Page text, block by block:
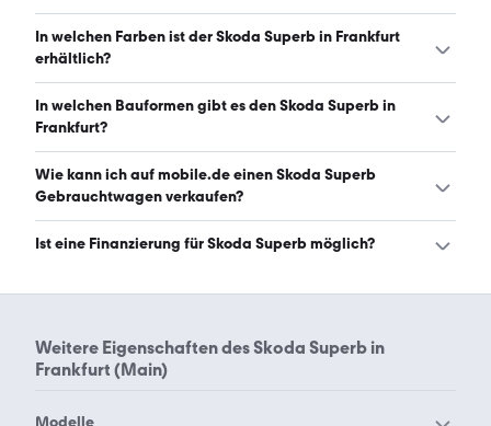
Der Skoda Superb in Frankfurt ist mit automatischem und
manuellem Getriebe erhältlich. (Stand: 6.8.2026)
In welchen Farben ist der Skoda Superb in Frankfurt
erhältlich?
Den Skoda Superb in Frankfurt gibt es in folgenden
Farben: schwarz, grau, weiß, blau, silber, beige, grün,
(Stand: 6.8.2026)
In welchen Bauformen gibt es den Skoda Superb in
Frankfurt?
Den Skoda Superb in Frankfurt gibt es in folgenden
Bauformen: Kombi. (Stand: 6.8.2026)
Wie kann ich auf mobile.de einen Skoda Superb
Gebrauchtwagen verkaufen?
Alle Informationen zum Verkauf an mobile.de-
Ist eine Finanzierung für Skoda Superb möglich?
jeweiligen Angebotsseite berechnet werden.
Weitere Eigenschaften desSkoda Superb in
Frankfurt (Main)
Modelle